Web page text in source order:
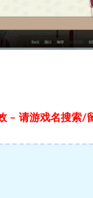
– 请游戏名搜索/